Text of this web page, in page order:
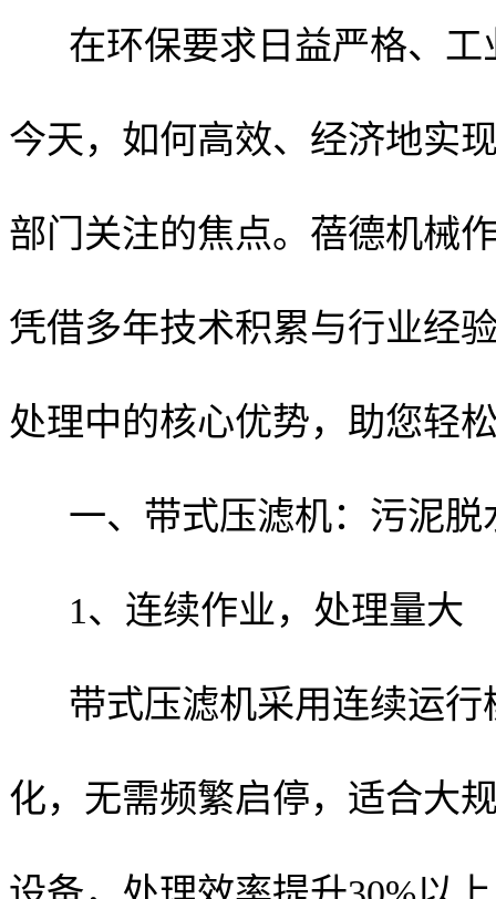
在环保要求日益严格、工
今天，如何高效、经济地实
部门关注的焦点。蓓德机械
凭借多年技术积累与行业经
处理中的核心优势，助您轻
一、带式压滤机：污泥脱
1、连续作业，处理量大
带式压滤机采用连续运
化，无需频繁启停，适合大